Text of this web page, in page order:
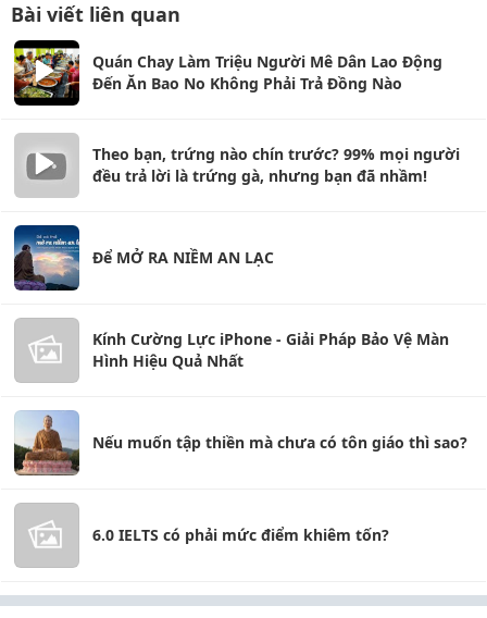
Bài viết liên quan
Quán Chay Làm Triệu Người Mê Dân Lao Động
Đến Ăn Bao No Không Phải Trả Đồng Nào
Theo bạn, trứng nào chín trước? 99% mọi người
đều trả lời là trứng gà, nhưng bạn đã nhầm!
Để MỞ RA NIỀM AN LẠC
Kính Cường Lực iPhone - Giải Pháp Bảo Vệ Màn
Hình Hiệu Quả Nhất
Nếu muốn tập thiền mà chưa có tôn giáo thì sao?
6.0 IELTS có phải mức điểm khiêm tốn?